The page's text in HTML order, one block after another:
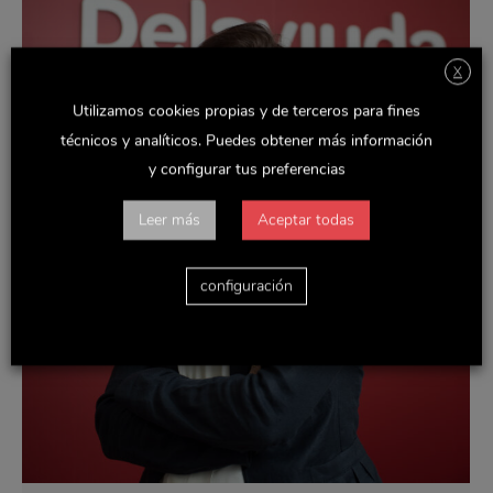
X
Utilizamos cookies propias y de terceros para fines
técnicos y analíticos. Puedes obtener más información
y configurar tus preferencias
Leer más Aceptar todas
configuración